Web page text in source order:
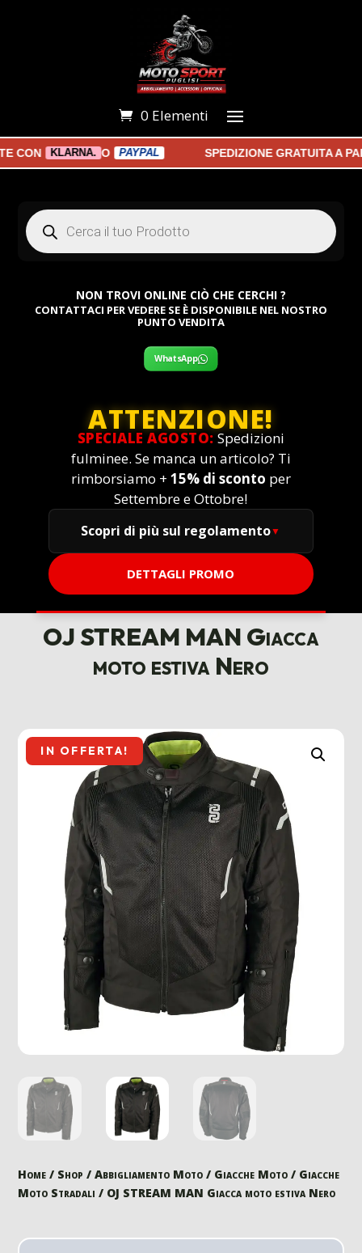
0 Elementi
KLARNA. O PAYPAL SPEDIZIONE GRATUITA A
Products
search
NON TROVI ONLINE CIÒ CHE CERCHI ?
CONTATTACI PER VEDERE SE È DISPONIBILE NEL NOSTRO
PUNTO VENDITA
WhatsApp
ATTENZIONE!
SPECIALE AGOSTO: Spedizioni
fulminee. Se manca un articolo? Ti
rimborsiamo + 15% di sconto per
Settembre e Ottobre!
Scopri di più sul regolamento
DETTAGLI PROMO
OJ STREAM MAN Giacca
moto estiva Nero
IN OFFERTA!
Home / Shop /Abbigliamento Moto / Giacche Moto / Giacche
Moto Stradali / OJ STREAM MAN Giacca moto estiva Nero